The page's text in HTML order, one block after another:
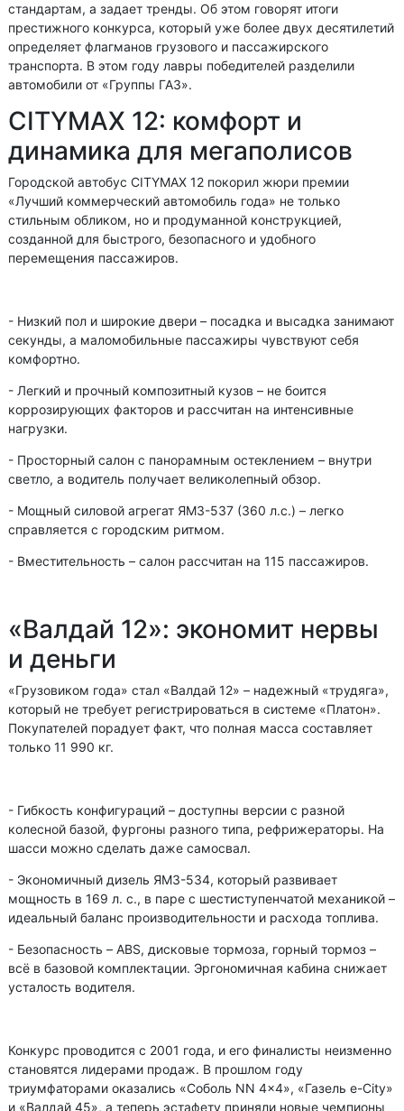
стандартам, а задает тренды. Об этом говорят итоги
престижного конкурса, который уже более двух десятилетий
определяет флагманов грузового и пассажирского
транспорта. В этом году лавры победителей разделили
автомобили от «Группы ГАЗ».
CITYMAX 12: комфорт и
динамика для мегаполисов
Городской автобус CITYMAX 12 покорил жюри премии
«Лучший коммерческий автомобиль года» не только
стильным обликом, но и продуманной конструкцией,
созданной для быстрого, безопасного и удобного
перемещения пассажиров.
- Низкий пол и широкие двери – посадка и высадка занимают
секунды, а маломобильные пассажиры чувствуют себя
комфортно.
- Легкий и прочный композитный кузов – не боится
коррозирующих факторов и рассчитан на интенсивные
нагрузки.
- Просторный салон с панорамным остеклением – внутри
светло, а водитель получает великолепный обзор.
- Мощный силовой агрегат ЯМЗ-537 (360 л.с.) – легко
справляется с городским ритмом.
- Вместительность – салон рассчитан на 115 пассажиров.
«Валдай 12»: экономит нервы
и деньги
«Грузовиком года» стал «Валдай 12» – надежный «трудяга»,
который не требует регистрироваться в системе «Платон».
Покупателей порадует факт, что полная масса составляет
только 11 990 кг.
- Гибкость конфигураций – доступны версии с разной
колесной базой, фургоны разного типа, рефрижераторы. На
шасси можно сделать даже самосвал.
- Экономичный дизель ЯМЗ-534, который развивает
мощность в 169 л. с., в паре с шестиступенчатой механикой –
идеальный баланс производительности и расхода топлива.
- Безопасность – ABS, дисковые тормоза, горный тормоз –
всё в базовой комплектации. Эргономичная кабина снижает
усталость водителя.
Конкурс проводится с 2001 года, и его финалисты неизменно
становятся лидерами продаж. В прошлом году
триумфаторами оказались «Соболь NN 4×4», «Газель e-City»
и «Валдай 45», а теперь эстафету приняли новые чемпионы